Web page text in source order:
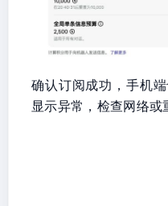
确认订阅成功，手机
显示异常，检查网络或